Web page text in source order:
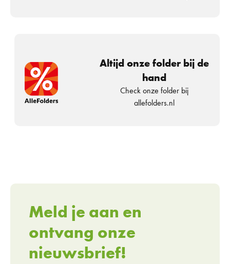
Altijd onze folder bij de
hand
Check onze folder bij
allefolders.nl
Meld je aan en
ontvang onze
nieuwsbrief!